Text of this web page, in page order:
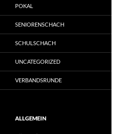
POKAL
SENIORENSCHACH
SCHULSCHACH
UNCATEGORIZED
VERBANDSRUNDE
ALLGEMEIN